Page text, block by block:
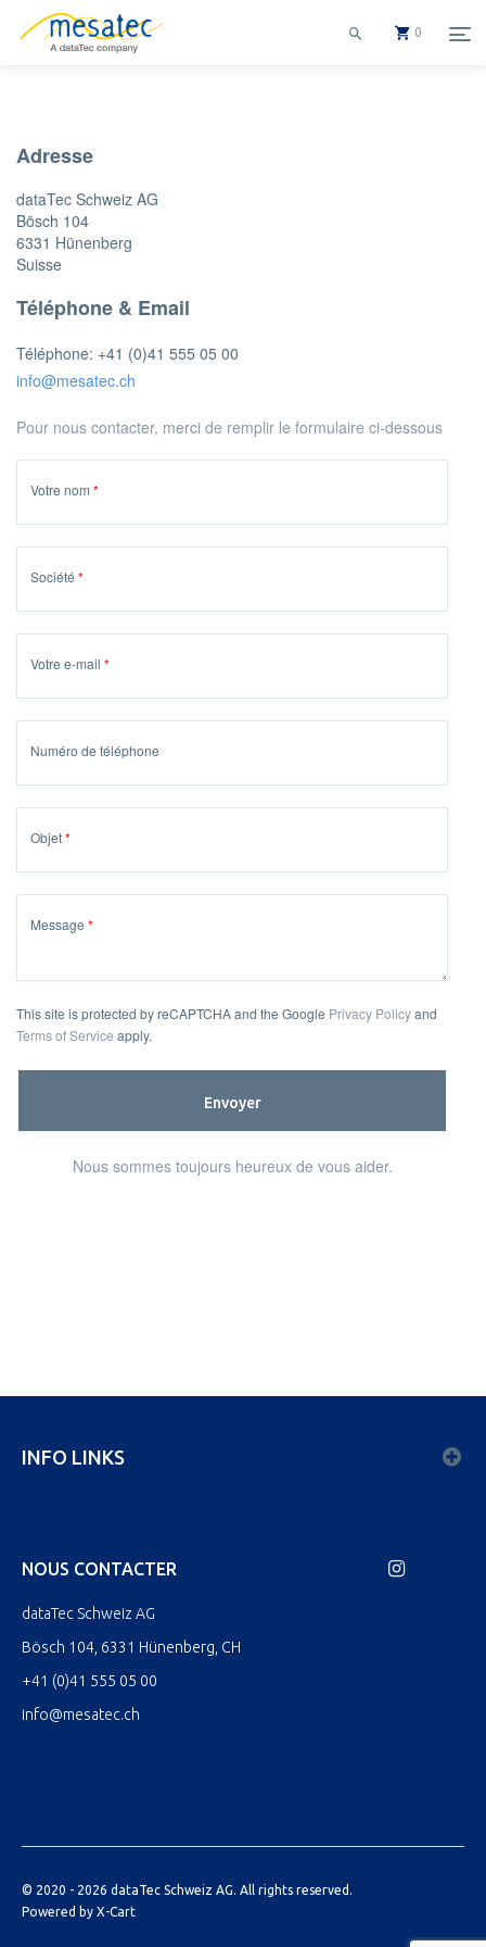
0
Pour nous contacter, merci de remplir le formulaire ci-dessous
Votre nom
Société
Votre e-mail
Numéro de téléphone
Objet
Message
This site is protected by reCAPTCHA and the Google Privacy Policyand
Terms of Service apply.
Envoyer
Nous sommes toujours heureux de vous aider.
Adresse
dataTec Schweiz AG
Bösch 104
6331 Hünenberg
Suisse
Téléphone & Email
Téléphone: +41 (0)41 555 05 00
info@mesatec.ch
INFO LINKS
NOUS CONTACTER
dataTec Schweiz AG
Bösch 104, 6331 Hünenberg, CH
+41 (0)41 555 05 00
info@mesatec.ch
© 2020 - 2026 dataTec Schweiz AG. All rights reserved.
Powered by X-Cart